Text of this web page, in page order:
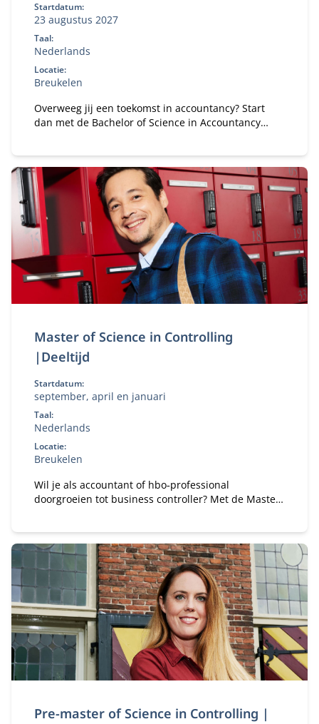
Startdatum:
23 augustus 2027
Taal:
Nederlands
Locatie:
Breukelen
Overweeg jij een toekomst in accountancy? Start
dan met de Bachelor of Science in Accountancy
Master of Science in Controlling
|Deeltijd
Startdatum:
september, april en januari
Taal:
Nederlands
Locatie:
Breukelen
Wil je als accountant of hbo‑professional
doorgroeien tot business controller? Met de Master
adviseren bij financiële en strategische
vraagstukken.
Pre-master of Science in Controlling |